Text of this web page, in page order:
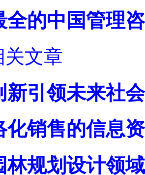
全的中国管理
文章
新引领未来社
化销售的信息
林规划设计领